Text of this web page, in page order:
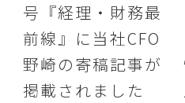
号『経理・財務最
前線』に当社CFO
野崎の寄稿記事が
掲載されました